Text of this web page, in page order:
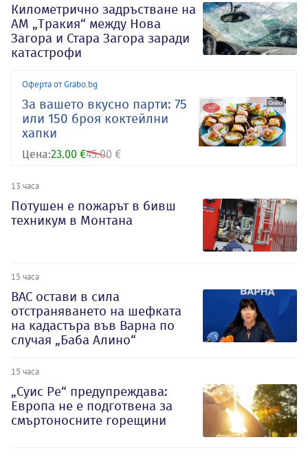
Километрично задръстване на
АМ „Тракия“ между Нова
Загора и Стара Загора заради
катастрофи
Оферта от Grabo.bg
За вашето вкусно парти: 75
или 150 броя коктейлни
хапки
Цена:23.00 €45.00 €
13 часа
Потушен е пожарът в бивш
техникум в Монтана
15 часа
ВАС остави в сила
отстраняването на шефката
на кадастъра във Варна по
случая „Баба Алино“
15 часа
„Суис Ре“ предупреждава:
Европа не е подготвена за
смъртоносните горещини